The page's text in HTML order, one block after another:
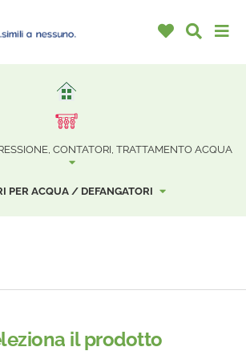
CONTATORI, TRATTAMENTO ACQUA
PER ACQUA / DEFANGATORI
il prodotto